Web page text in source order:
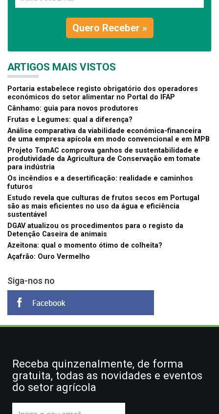
Quero Receber »
ARTIGOS MAIS VISTOS
Portaria estabelece registo obrigatório dos operadores
económicos do setor alimentar no Portal do IFAP
Cânhamo: guia para novos produtores
Frutas e Legumes: qual a diferença?
Análise comparativa da viabilidade económica-financeira
de uma empresa apícola em modo convencional e em MPB
Projeto TomAC comprova ganhos de sustentabilidade e
produtividade da Agricultura de Conservação em tomate
para indústria
Os incêndios e a desertificação: realidade e caminhos
futuros
Estudo revela que culturas de frutos secos em Portugal
são as mais eficientes no uso da água e eficiência
sustentável
DGAV atualizou os procedimentos para o registo da
Detenção Caseira de animais
Azeitona: qual o momento ótimo de colheita?
Açafrão: Ouro Vermelho
Siga-nos no
Receba quinzenalmente, de forma
gratuita, todas as novidades e eventos
do setor agrícola